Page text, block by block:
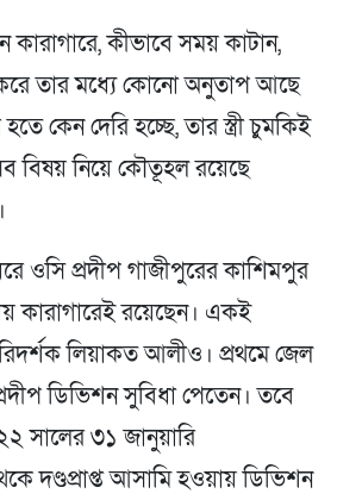
কীভাবে সময় কাটান,
তার মধ্যে কোনো অনুতাপ আছে
কেন দেরি হচ্ছে, তার স্ত্রী চুমকিই
বিষয় নিয়ে কৌতূহল রয়েছে
ওসি প্রদীপ গাজীপুরের কাশিমপুর
কারাগারেই রয়েছেন। একই
লিয়াকত আলীও। প্রথমে জেল
ডিভিশন সুবিধা পেতেন। তবে
সালের ৩১ জানুয়ারি
দণ্ডপ্রাপ্ত আসামি হওয়ায় ডিভিশন